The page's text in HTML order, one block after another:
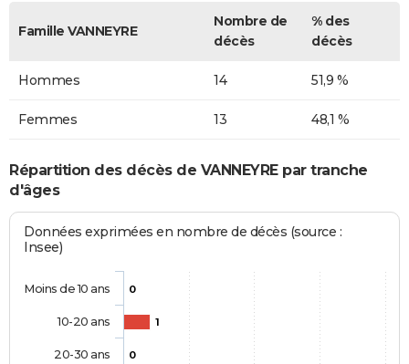
Famille VANNEYRE
Nombre de
décès
% des
décès
Hommes 14 51,9 %
Femmes 13 48,1 %
Répartition des décès de VANNEYRE par tranche
d'âges
Données exprimées en nombre de décès (source :
Insee)
0
1
0
Moins de 10 ans
10-20 ans
20-30 ans